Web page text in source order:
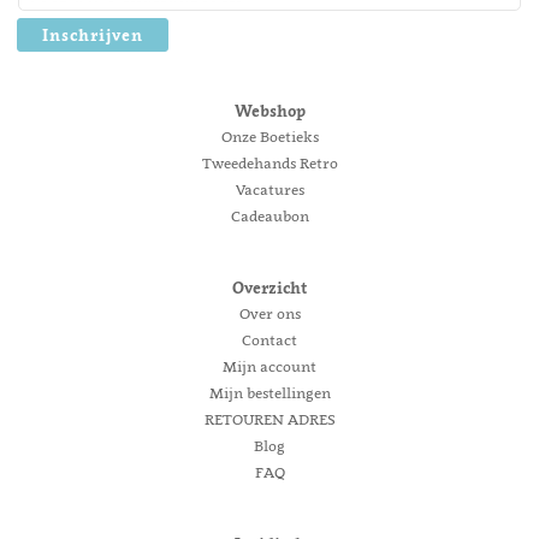
Inschrijven
Webshop
Onze Boetieks
Tweedehands Retro
Vacatures
Cadeaubon
Overzicht
Over ons
Contact
Mijn account
Mijn bestellingen
RETOUREN ADRES
Blog
FAQ